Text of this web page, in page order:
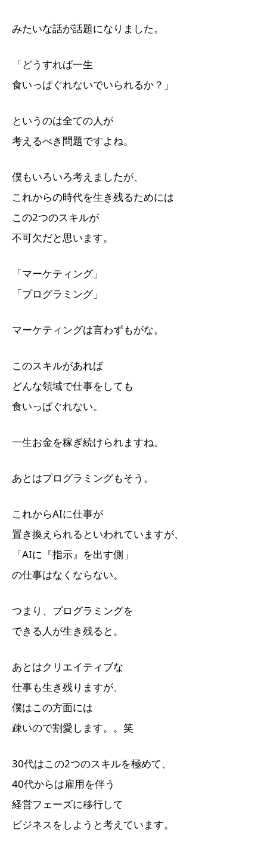
みたいな話が話題になりました。
「どうすれば一生
食いっぱぐれないでいられるか？」
というのは全ての人が
考えるべき問題ですよね。
僕もいろいろ考えましたが、
これからの時代を生き残るためには
この2つのスキルが
不可欠だと思います。
「マーケティング」
「プログラミング」
マーケティングは言わずもがな。
このスキルがあれば
どんな領域で仕事をしても
食いっぱぐれない。
一生お金を稼ぎ続けられますね。
あとはプログラミングもそう。
これからAIに仕事が
置き換えられるといわれていますが、
「AIに『指示』を出す側」
の仕事はなくならない。
つまり、プログラミングを
できる人が生き残ると。
あとはクリエイティブな
仕事も生き残りますが、
僕はこの方面には
疎いので割愛します。。笑
30代はこの2つのスキルを極めて、
40代からは雇用を伴う
経営フェーズに移行して
ビジネスをしようと考えています。